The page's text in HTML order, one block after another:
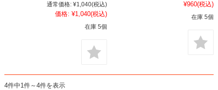
通常価格: ¥1,040(税込)
価格: ¥1,040(税込)
在庫 5個
¥960(税込)
在庫 5個
4件中1件～4件を表示